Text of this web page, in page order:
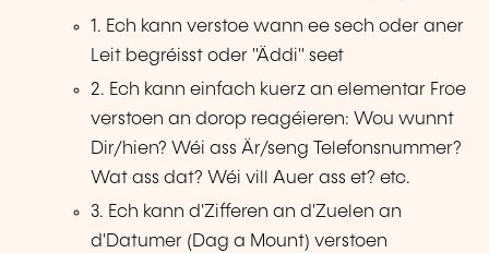
1. Ech kann verstoe wann ee sech oder aner
Leit begréisst oder "Äddi" seet
2. Ech kann einfach kuerz an elementar Froe
verstoen an dorop reagéieren: Wou wunnt
Dir/hien? Wéi ass Är/seng Telefonsnummer?
Wat ass dat? Wéi vill Auer ass et? etc.
3. Ech kann d'Zifferen an d'Zuelen an
d'Datumer (Dag a Mount) verstoen